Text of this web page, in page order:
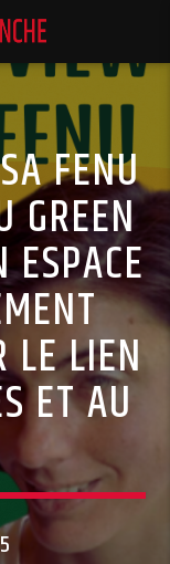
FENU
GREEN
LE LIEN
ET AU